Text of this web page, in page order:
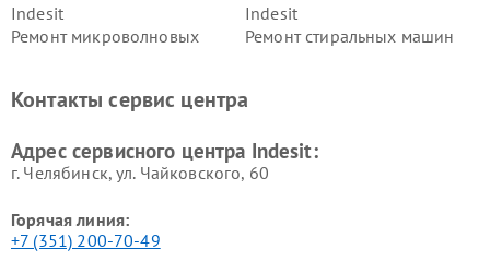
Indesit
Indesit
Ремонт микроволновых
Ремонт стиральных машин
Indesit
Indesit
Контакты сервис центра
Адрес сервисного центра Indesit:
г. Челябинск, ул. Чайковского, 60
Горячая линия:
+7 (351) 200-70-49